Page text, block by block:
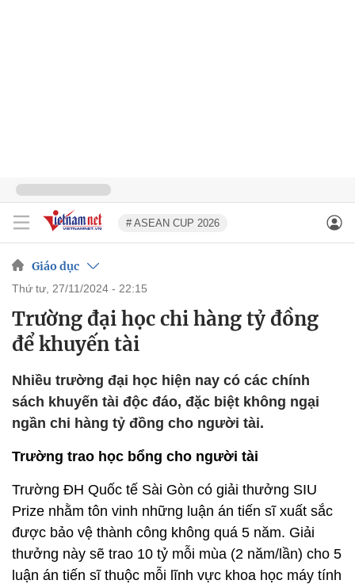
# ASEAN CUP 2026
Giáo dục
thứ tư, 27/11/2024 - 22:15
Trường đại học chi hàng tỷ đồng
để khuyến tài
Nhiều trường đại học hiện nay có các chính
sách khuyến tài độc đáo, đặc biệt không ngại
ngần chi hàng tỷ đồng cho người tài.
Trường trao học bổng cho người tài
Trường ĐH Quốc tế Sài Gòn có giải thưởng SIU
Prize nhằm tôn vinh những luận án tiến sĩ xuất sắc
được bảo vệ thành công không quá 5 năm. Giải
thưởng này sẽ trao 10 tỷ mỗi mùa (2 năm/lần) cho 5
luận án tiến sĩ thuộc mỗi lĩnh vực khoa học máy tính